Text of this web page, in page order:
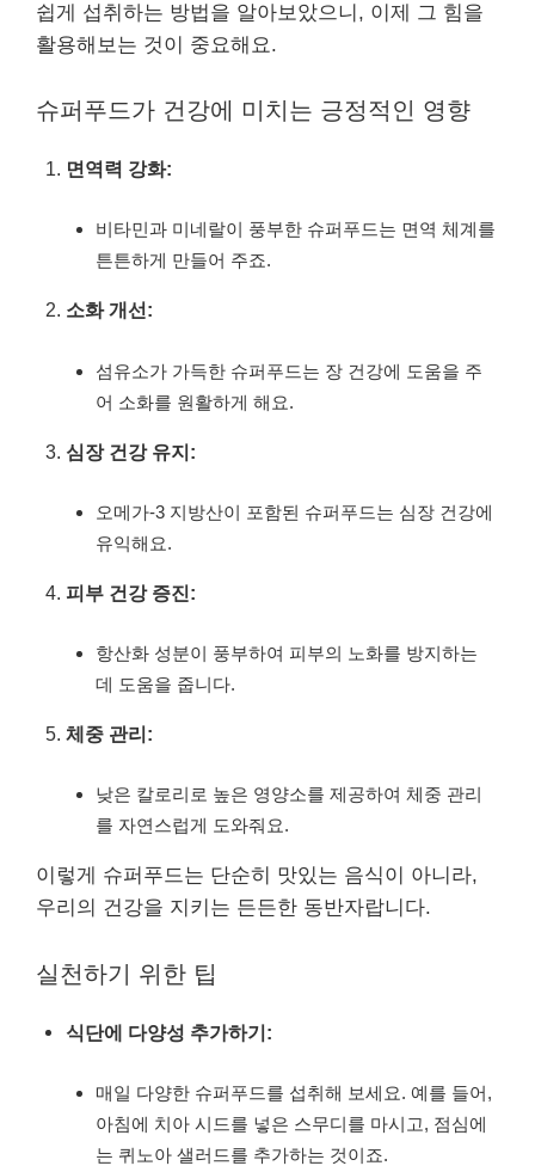
쉽게 섭취하는 방법을 알아보았으니, 이제 그 힘을
활용해보는 것이 중요해요.
슈퍼푸드가 건강에 미치는 긍정적인 영향
면역력 강화:
비타민과 미네랄이 풍부한 슈퍼푸드는 면역 체계를
튼튼하게 만들어 주죠.
소화 개선:
섬유소가 가득한 슈퍼푸드는 장 건강에 도움을 주
어 소화를 원활하게 해요.
심장 건강 유지:
오메가-3 지방산이 포함된 슈퍼푸드는 심장 건강에
유익해요.
피부 건강 증진:
항산화 성분이 풍부하여 피부의 노화를 방지하는
데 도움을 줍니다.
체중 관리:
낮은 칼로리로 높은 영양소를 제공하여 체중 관리
를 자연스럽게 도와줘요.
이렇게 슈퍼푸드는 단순히 맛있는 음식이 아니라,
우리의 건강을 지키는 든든한 동반자랍니다.
실천하기 위한 팁
식단에 다양성 추가하기:
매일 다양한 슈퍼푸드를 섭취해 보세요. 예를 들어,
아침에 치아 시드를 넣은 스무디를 마시고, 점심에
는 퀴노아 샐러드를 추가하는 것이죠.